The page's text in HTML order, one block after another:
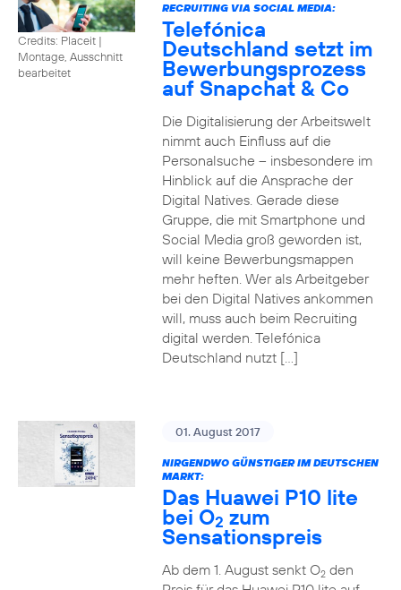
Credits: Placeit |
Montage, Ausschnitt
bearbeitet
RECRUITING VIA SOCIAL MEDIA:
Telefónica
Deutschland setzt im
Bewerbungsprozess
auf Snapchat & Co
Die Digitalisierung der Arbeitswelt
nimmt auch Einfluss auf die
Personalsuche – insbesondere im
Hinblick auf die Ansprache der
Digital Natives. Gerade diese
Gruppe, die mit Smartphone und
Social Media groß geworden ist,
will keine Bewerbungsmappen
mehr heften. Wer als Arbeitgeber
bei den Digital Natives ankommen
will, muss auch beim Recruiting
digital werden. Telefónica
Deutschland nutzt […]
01. August 2017
NIRGENDWO GÜNSTIGER IM DEUTSCHEN
MARKT:
Das Huawei P10 lite
bei O2 zum
Sensationspreis
Ab dem 1. August senkt O2den